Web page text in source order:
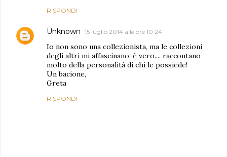
RISPONDI
Unknown 15 luglio 2014 alle ore 10:24
Io non sono una collezionista, ma le collezioni
degli altri mi affascinano, è vero.... raccontano
molto della personalità di chi le possiede!
Un bacione,
Greta
RISPONDI